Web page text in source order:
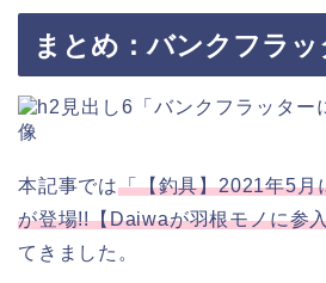
まとめ：バンクフラ
本記事では「【釣具】2021年5月
が登場!!【Daiwaが羽根モノに参
てきました。